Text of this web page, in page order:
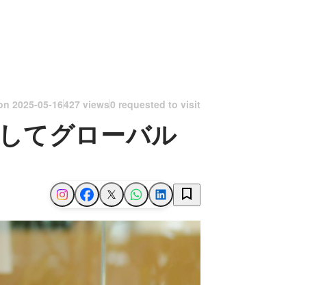
2025-05-16427 views0 requested to visit
てグローバル